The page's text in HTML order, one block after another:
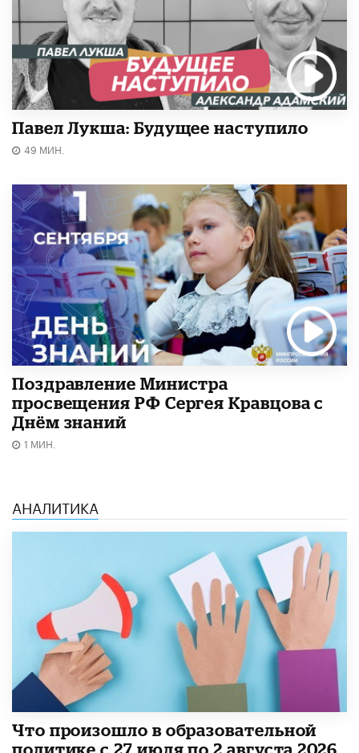
Павел Лукша: Будущее наступило
49 МИН.
Поздравление Министра
просвещения РФ Сергея Кравцова с
Днём знаний
1 МИН.
АНАЛИТИКА
​Что произошло в образовательной